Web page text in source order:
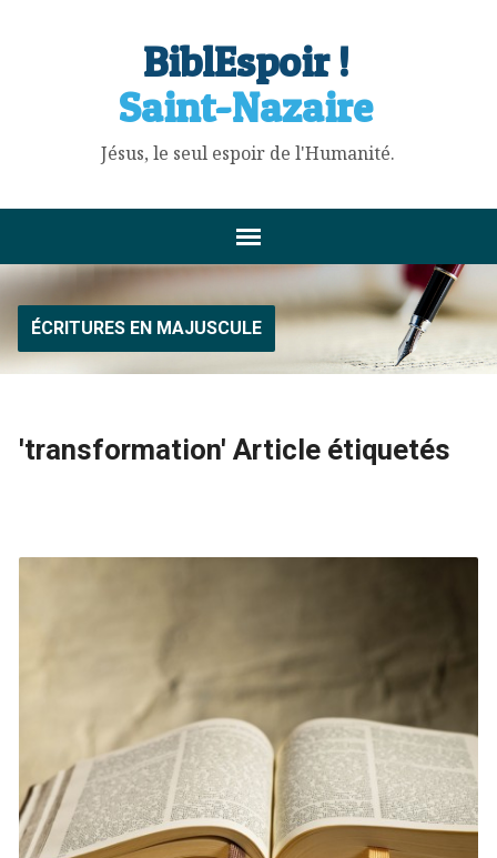
BiblEspoir !
Saint-Nazaire
Jésus, le seul espoir de l'Humanité.
ÉCRITURES EN MAJUSCULE
'transformation' Article étiquetés